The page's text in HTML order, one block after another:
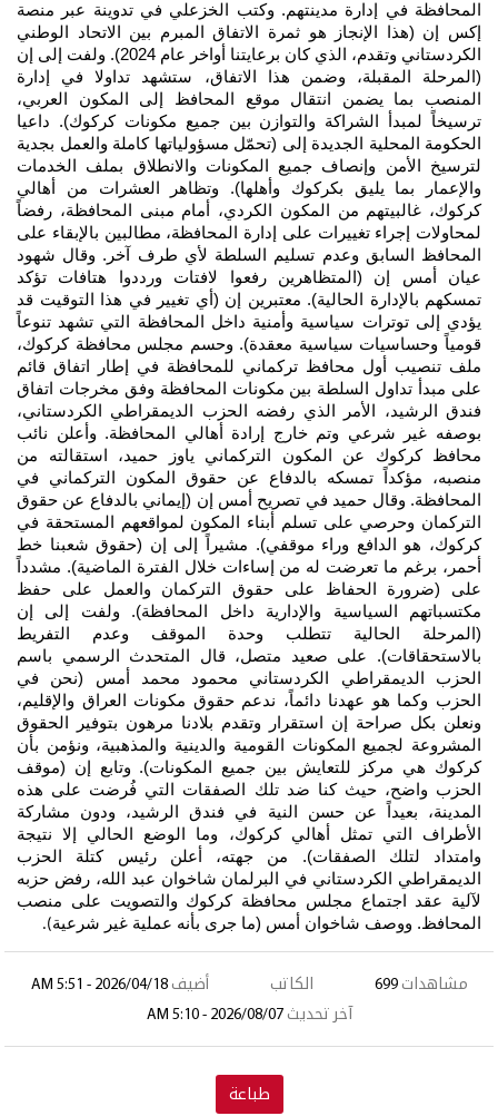
المحافظة في إدارة مدينتهم. وكتب الخزعلي في تدوينة عبر منصة
إكس إن (هذا الإنجاز هو ثمرة الاتفاق المبرم بين الاتحاد الوطني
الكردستاني وتقدم، الذي كان برعايتنا أواخر عام 2024). ولفت إلى إن
(المرحلة المقبلة، وضمن هذا الاتفاق، ستشهد تداولا في إدارة
المنصب بما يضمن انتقال موقع المحافظ إلى المكون العربي،
ترسيخاً لمبدأ الشراكة والتوازن بين جميع مكونات كركوك). داعيا
الحكومة المحلية الجديدة إلى (تحمّل مسؤولياتها كاملة والعمل بجدية
لترسيخ الأمن وإنصاف جميع المكونات والانطلاق بملف الخدمات
والإعمار بما يليق بكركوك وأهلها). وتظاهر العشرات من أهالي
كركوك، غالبيتهم من المكون الكردي، أمام مبنى المحافظة، رفضاً
لمحاولات إجراء تغييرات على إدارة المحافظة، مطالبين بالإبقاء على
المحافظ السابق وعدم تسليم السلطة لأي طرف آخر. وقال شهود
عيان أمس إن (المتظاهرين رفعوا لافتات ورددوا هتافات تؤكد
تمسكهم بالإدارة الحالية). معتبرين إن (أي تغيير في هذا التوقيت قد
يؤدي إلى توترات سياسية وأمنية داخل المحافظة التي تشهد تنوعاً
قومياً وحساسيات سياسية معقدة). وحسم مجلس محافظة كركوك،
ملف تنصيب أول محافظ تركماني للمحافظة في إطار اتفاق قائم
على مبدأ تداول السلطة بين مكونات المحافظة وفق مخرجات اتفاق
فندق الرشيد، الأمر الذي رفضه الحزب الديمقراطي الكردستاني،
بوصفه غير شرعي وتم خارج إرادة أهالي المحافظة. وأعلن نائب
محافظ كركوك عن المكون التركماني ياوز حميد، استقالته من
منصبه، مؤكداً تمسكه بالدفاع عن حقوق المكون التركماني في
المحافظة. وقال حميد في تصريح أمس إن (إيماني بالدفاع عن حقوق
التركمان وحرصي على تسلم أبناء المكون لمواقعهم المستحقة في
كركوك، هو الدافع وراء موقفي). مشيراً إلى إن (حقوق شعبنا خط
أحمر، برغم ما تعرضت له من إساءات خلال الفترة الماضية). مشدداً
على (ضرورة الحفاظ على حقوق التركمان والعمل على حفظ
مكتسباتهم السياسية والإدارية داخل المحافظة). ولفت إلى إن
(المرحلة الحالية تتطلب وحدة الموقف وعدم التفريط
بالاستحقاقات). على صعيد متصل، قال المتحدث الرسمي باسم
الحزب الديمقراطي الكردستاني محمود محمد أمس (نحن في
الحزب وكما هو عهدنا دائماً، ندعم حقوق مكونات العراق والإقليم،
ونعلن بكل صراحة إن استقرار وتقدم بلادنا مرهون بتوفير الحقوق
المشروعة لجميع المكونات القومية والدينية والمذهبية، ونؤمن بأن
كركوك هي مركز للتعايش بين جميع المكونات). وتابع إن (موقف
الحزب واضح، حيث كنا ضد تلك الصفقات التي فُرضت على هذه
المدينة، بعيداً عن حسن النية في فندق الرشيد، ودون مشاركة
الأطراف التي تمثل أهالي كركوك، وما الوضع الحالي إلا نتيجة
وامتداد لتلك الصفقات). من جهته، أعلن رئيس كتلة الحزب
الديمقراطي الكردستاني في البرلمان شاخوان عبد الله، رفض حزبه
لآلية عقد اجتماع مجلس محافظة كركوك والتصويت على منصب
المحافظ. ووصف شاخوان أمس (ما جرى بأنه عملية غير شرعية).
مشاهدات 699 الكاتب أضيف 2026/04/18 - 5:51 AM
آخر تحديث 2026/08/07 - 5:10 AM
طباعة